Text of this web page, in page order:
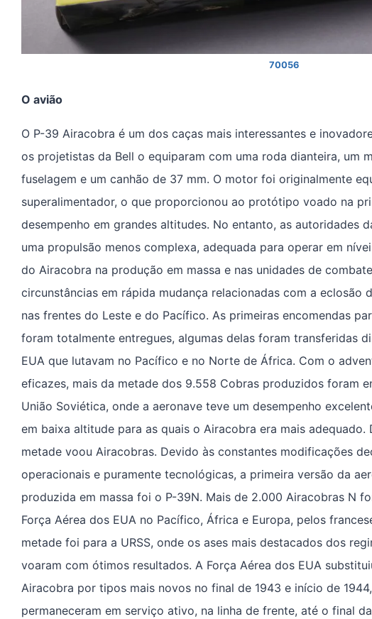
70056
O avião
O P-39 Airacobra é um dos caças mais interessantes e
os projetistas da Bell o equiparam com uma roda dianteira, um
fuselagem e um canhão de 37 mm. O motor foi originalmente
superalimentador, o que proporcionou ao protótipo voado na
desempenho em grandes altitudes. No entanto, as autoridades
uma propulsão menos complexa, adequada para operar em
do Airacobra na produção em massa e nas unidades de
circunstâncias em rápida mudança relacionadas com a eclosão
nas frentes do Leste e do Pacífico. As primeiras encomendas
foram totalmente entregues, algumas delas foram transferidas
EUA que lutavam no Pacífico e no Norte de África. Com o
eficazes, mais da metade dos 9.558 Cobras produzidos foram
União Soviética, onde a aeronave teve um desempenho
em baixa altitude para as quais o Airacobra era mais adequado.
metade voou Airacobras. Devido às constantes modificações
operacionais e puramente tecnológicas, a primeira versão da
produzida em massa foi o P-39N. Mais de 2.000 Airacobras N
Força Aérea dos EUA no Pacífico, África e Europa, pelos
metade foi para a URSS, onde os ases mais destacados dos
voaram com ótimos resultados. A Força Aérea dos EUA
Airacobra por tipos mais novos no final de 1943 e início de
permaneceram em serviço ativo, na linha de frente, até o final